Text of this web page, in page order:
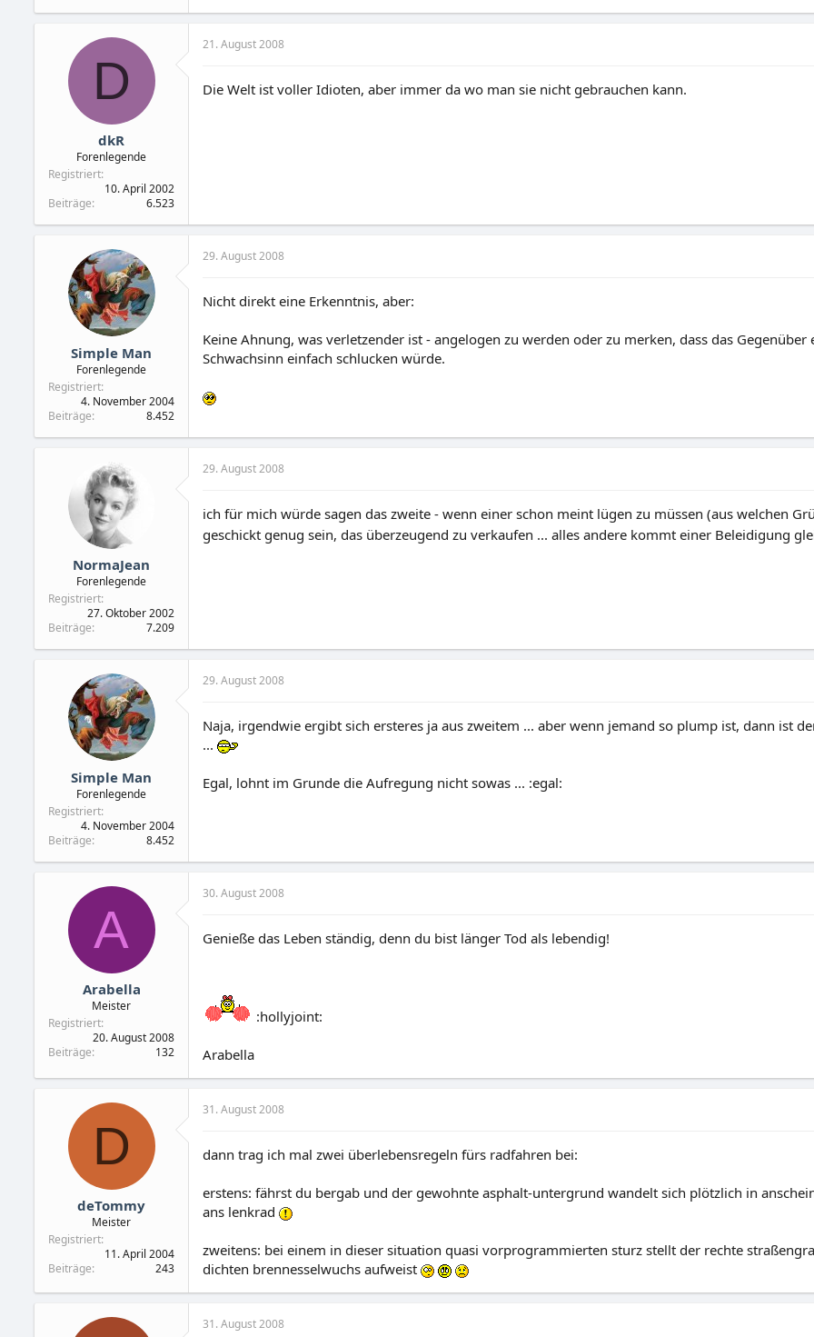
D
dkR
Forenlegende
Registriert
10. April 2002
Beiträge
6.523
21. August 2008
Die Welt ist voller Idioten, aber immer da wo man sie nicht gebrauchen kann.
Simple Man
Forenlegende
Registriert
4. November 2004
Beiträge
8.452
29. August 2008
Nicht direkt eine Erkenntnis, aber:
Keine Ahnung, was verletzender ist - angelogen zu werden oder zu merken, dass das
Schwachsinn einfach schlucken würde.
NormaJean
Forenlegende
Registriert
27. Oktober 2002
Beiträge
7.209
29. August 2008
ich für mich würde sagen das zweite - wenn einer schon meint lügen zu müssen (aus welchen
geschickt genug sein, das überzeugend zu verkaufen ... alles andere kommt einer Beleidigung
Simple Man
Forenlegende
Registriert
4. November 2004
Beiträge
8.452
29. August 2008
Naja, irgendwie ergibt sich ersteres ja aus zweitem ... aber wenn jemand so plump ist, dann ist
...
Egal, lohnt im Grunde die Aufregung nicht sowas ... :egal:
A
Arabella
Meister
Registriert
20. August 2008
Beiträge
132
30. August 2008
Genieße das Leben ständig, denn du bist länger Tod als lebendig!
:hollyjoint:
Arabella
D
deTommy
Meister
Registriert
11. April 2004
Beiträge
243
31. August 2008
dann trag ich mal zwei überlebensregeln fürs radfahren bei:
erstens: fährst du bergab und der gewohnte asphalt-untergrund wandelt sich plötzlich in
ans lenkrad
zweitens: bei einem in dieser situation quasi vorprogrammierten sturz stellt der rechte
dichten brennesselwuchs aufweist
31. August 2008